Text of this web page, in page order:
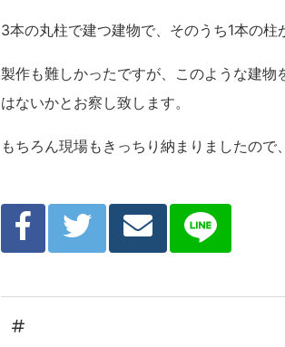
3本の丸柱で建つ建物で、そのうち1本の
製作も難しかったですが、このような建
はないかとお察し致します。
もちろん現場もきっちり納まりましたの